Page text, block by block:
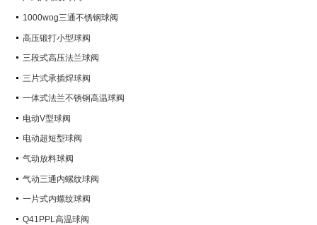
1000wog三通不锈钢球阀
高压锻打小型球阀
三段式高压法兰球阀
三片式承插焊球阀
一体式法兰不锈钢高温球阀
电动V型球阀
电动超短型球阀
气动放料球阀
气动三通内螺纹球阀
一片式内螺纹球阀
Q41PPL高温球阀